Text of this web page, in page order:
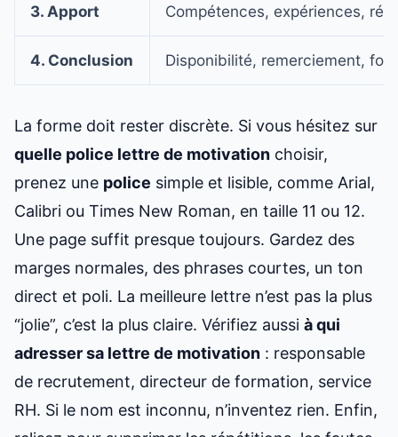
3. Apport Compétences, expériences,
4. Conclusion Disponibilité, remerciement,
La forme doit rester discrète. Si vous hésitez sur
quelle police lettre de motivation choisir,
prenez une police simple et lisible, comme Arial,
Calibri ou Times New Roman, en taille 11 ou 12.
Une page suffit presque toujours. Gardez des
marges normales, des phrases courtes, un ton
direct et poli. La meilleure lettre n’est pas la plus
“jolie”, c’est la plus claire. Vérifiez aussi à qui
adresser sa lettre de motivation : responsable
de recrutement, directeur de formation, service
RH. Si le nom est inconnu, n’inventez rien. Enfin,